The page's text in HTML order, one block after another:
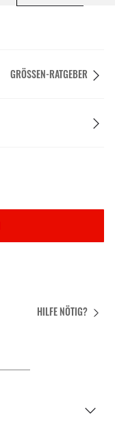
GRÖSSEN-RATGEBER
HILFE NÖTIG?